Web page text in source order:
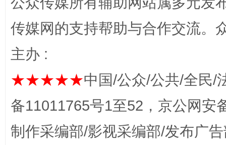
网上购药对药下症？
传媒网的支持帮助与合作交流。
主办 :
★★★★★中国/公众/公共/全民/
备11011765号1至52，京公网安
制作采编部/影视采编部/发布广